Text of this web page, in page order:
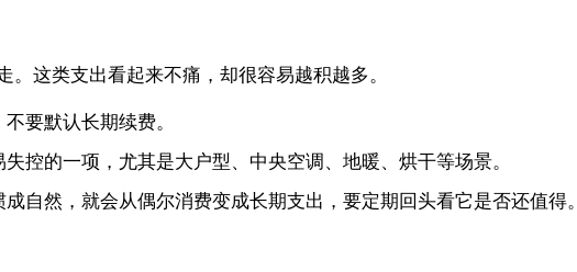
这类支出看起来不痛，却很容易越积越多。
要默认长期续费。
控的一项，尤其是大户型、中央空调、地暖、烘干等场景。
自然，就会从偶尔消费变成长期支出，要定期回头看它是否还值得。